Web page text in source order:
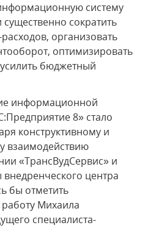
систему
сократить
организовать
оптимизировать
бюджетный
информационной
8» стало
конструктивному и
взаимодействию
«ТрансВудСервис» и
центра
бы отметить
Михаила
специалиста-